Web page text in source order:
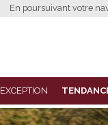
En poursuivant votre
EXCEPTION